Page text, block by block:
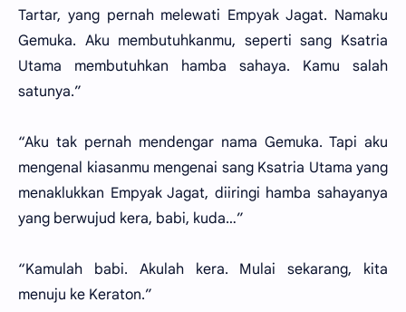
Tartar, yang pernah melewati Empyak Jagat. Namaku
Gemuka. Aku membutuhkanmu, seperti sang Ksatria
Utama membutuhkan hamba sahaya. Kamu salah
satunya.”
“Aku tak pernah mendengar nama Gemuka. Tapi aku
mengenal kiasanmu mengenai sang Ksatria Utama yang
menaklukkan Empyak Jagat, diiringi hamba sahayanya
yang berwujud kera, babi, kuda…”
“Kamulah babi. Akulah kera. Mulai sekarang, kita
menuju ke Keraton.”